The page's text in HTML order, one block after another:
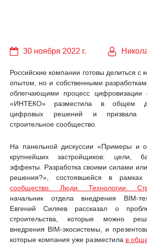
30 ноября 2022 г.
Российские компании готовы делиться с
опытом, но и собственными
облегчающими процесс цифровизации
«ИНТЕКО» разместила в общем
цифровых решений и призвала к
строительное сообщество.
На панельной дискуссии «Примеры и
крупнейших застройщиков: цели,
эффекты. Разработка своими силами
решения?», состоявшейся в рамках
сообщество. Люди. Технологии.
начальник отдела внедрения BIM-
Евгений Силяев рассказал о
строительства, которые можно
внедрения BIM-экосистемы, и
которые компания уже разместила в